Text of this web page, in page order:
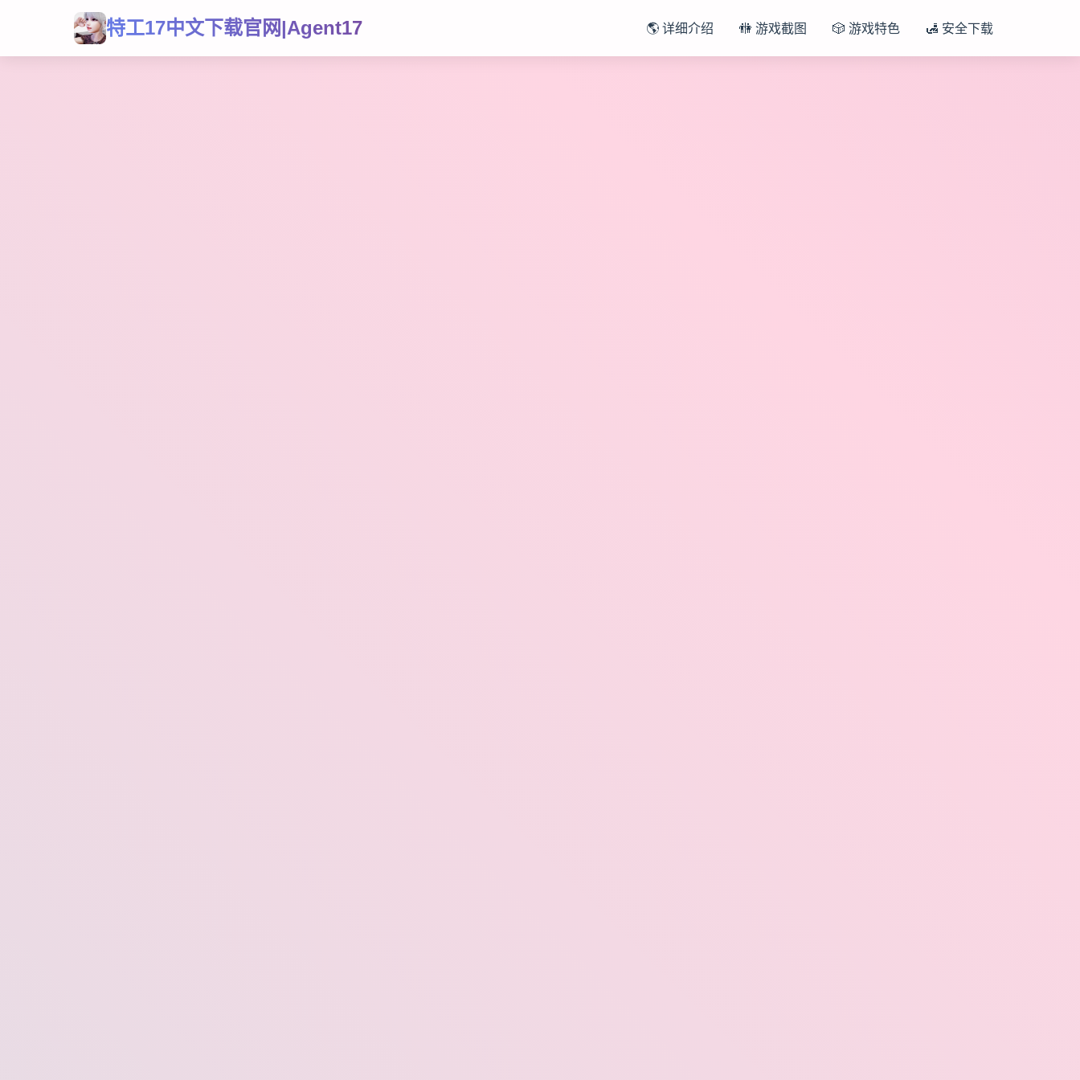
特工17中文下载官网|Agent17 🌎 详细介绍 🚻 游戏截图 🎲 游戏特色 🛃 安全下载